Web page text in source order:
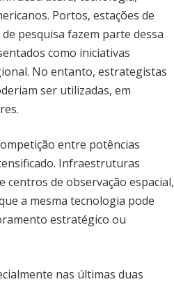
Portos, estações de
pesquisa fazem parte dessa
como iniciativas
No entanto, estrategistas
ser utilizadas, em
entre potências
Infraestruturas
centros de observação espacial,
a mesma tecnologia pode
estratégico ou
nas últimas duas